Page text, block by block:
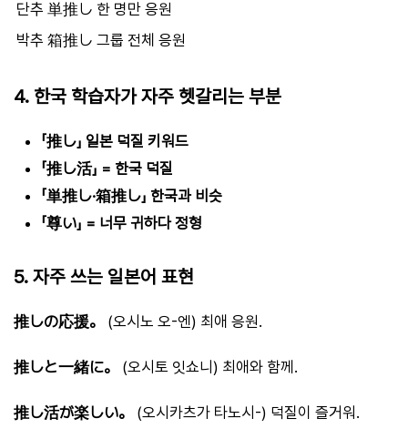
단추 単推し 한 명만 응원
박추 箱推し 그룹 전체 응원
4. 한국 학습자가 자주 헷갈리는 부분
「推し」 일본 덕질 키워드
「推し活」 = 한국 덕질
「単推し·箱推し」 한국과 비슷
「尊い」 = 너무 귀하다 정형
5. 자주 쓰는 일본어 표현
推しの応援。 (오시노 오-엔) 최애 응원.
推しと一緒に。 (오시토 잇쇼니) 최애와 함께.
推し活が楽しい。 (오시카츠가 타노시-) 덕질이 즐거워.